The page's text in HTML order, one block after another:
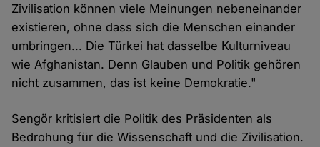
Zivilisation können viele Meinungen nebeneinander
existieren, ohne dass sich die Menschen einander
umbringen... Die Türkei hat dasselbe Kulturniveau
wie Afghanistan. Denn Glauben und Politik gehören
nicht zusammen, das ist keine Demokratie."
Sengör kritisiert die Politik des Präsidenten als
Bedrohung für die Wissenschaft und die Zivilisation.